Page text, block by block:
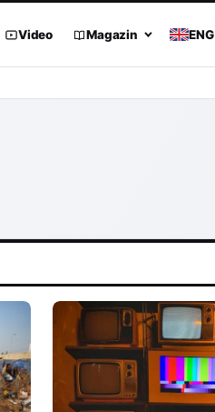
Video Magazin ENG